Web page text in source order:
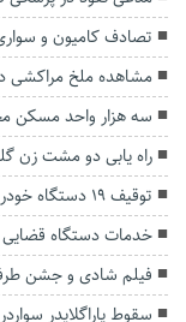
تصادف کامیون و
مشاهده ملخ مراکشی در هزار و ۵۰۰ هکتار از
سه هزار واحد مسکن
راه یابی دو مشت زن
توقيف 19 دستگاه خودرو و موتورسيكلت متخلف در گنبدكاووس
خدمات دستگاه قضایی گلستان به
فیلم شادی و جشن
سقوط پاراگلایدر